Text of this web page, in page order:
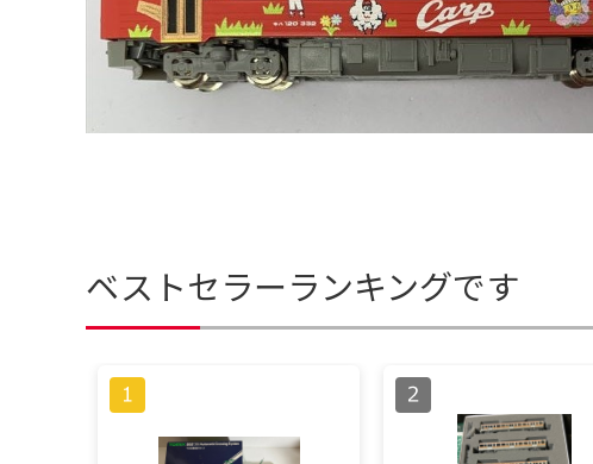
ベストセラーランキングです